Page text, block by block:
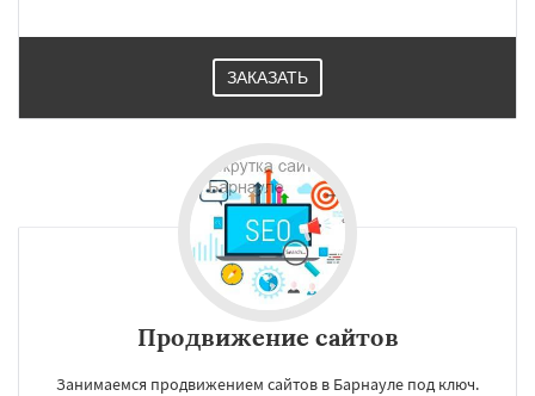
ЗАКАЗАТЬ
Продвижение сайтов
Занимаемся продвижением сайтов в Барнауле под ключ.